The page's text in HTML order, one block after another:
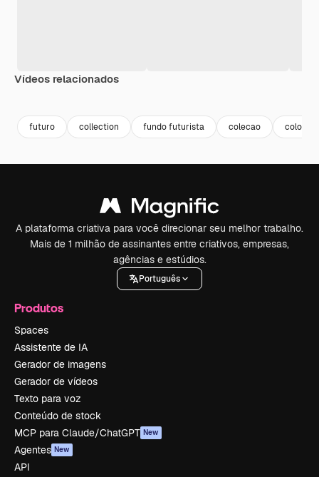
Vídeos relacionados
futuro collection fundo futurista colecao colorful
A plataforma criativa para você direcionar seu melhor trabalho.
Mais de 1 milhão de assinantes entre criativos, empresas,
agências e estúdios.
Português
Produtos
Spaces
Assistente de IA
Gerador de imagens
Gerador de vídeos
Texto para voz
Conteúdo de stock
MCP para Claude/ChatGPT New
Agentes New
API